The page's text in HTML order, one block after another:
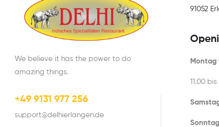
We believe it has the power to do
amazing things.
+49 9131 977 256
support@delhierlangen.de
91052
Montag
11.00